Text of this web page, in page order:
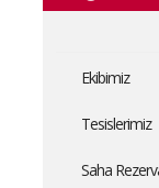
Ekibimiz
Tesislerimiz
Saha